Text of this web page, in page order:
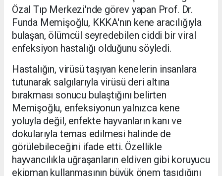
Özal Tıp Merkezi'nde görev yapan Prof. Dr.
Funda Memişoğlu, KKKA'nın kene aracılığıyla
bulaşan, ölümcül seyredebilen ciddi bir viral
enfeksiyon hastalığı olduğunu söyledi.
Hastalığın, virüsü taşıyan kenelerin insanlara
tutunarak salgılarıyla virüsü deri altına
bırakması sonucu bulaştığını belirten
Memişoğlu, enfeksiyonun yalnızca kene
yoluyla değil, enfekte hayvanların kanı ve
dokularıyla temas edilmesi halinde de
görülebileceğini ifade etti. Özellikle
hayvancılıkla uğraşanların eldiven gibi koruyucu
ekipman kullanmasının büyük önem taşıdığını